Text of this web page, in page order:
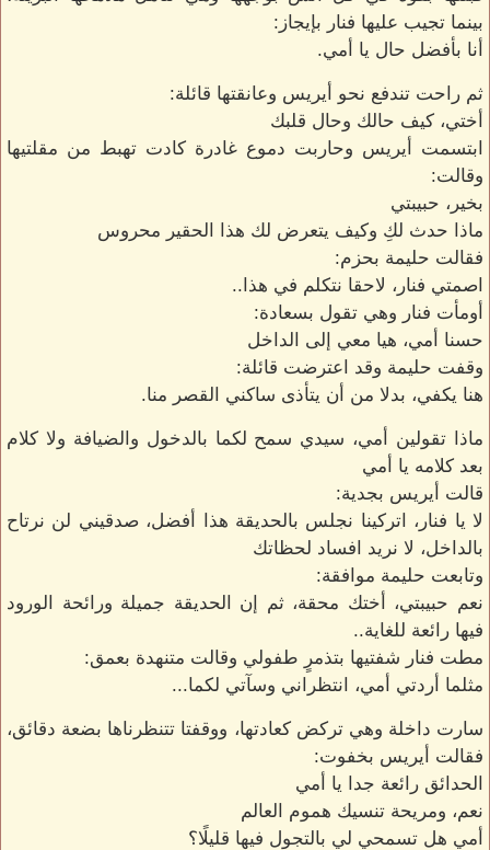
بينما تجيب عليها فنار بإيجاز:
أنا بأفضل حال يا أمي.
ثم راحت تندفع نحو أيريس وعانقتها قائلة:
أختي، كيف حالك وحال قلبك
ابتسمت أيريس وحاربت دموع غادرة كادت تهبط من مقلتيها
وقالت:
بخير، حبيبتي
ماذا حدث لكِ وكيف يتعرض لك هذا الحقير محروس
فقالت حليمة بحزم:
اصمتي فنار، لاحقا نتكلم في هذا..
أومأت فنار وهي تقول بسعادة:
حسنا أمي، هيا معي إلى الداخل
وقفت حليمة وقد اعترضت قائلة:
هنا يكفي، بدلا من أن يتأذى ساكني القصر منا.
ماذا تقولين أمي، سيدي سمح لكما بالدخول والضيافة ولا كلام
بعد كلامه يا أمي
قالت أيريس بجدية:
لا يا فنار، اتركينا نجلس بالحديقة هذا أفضل، صدقيني لن نرتاح
بالداخل، لا نريد افساد لحظاتك
وتابعت حليمة موافقة:
نعم حبيبتي، أختك محقة، ثم إن الحديقة جميلة ورائحة الورود
فيها رائعة للغاية..
مطت فنار شفتيها بتذمرٍ طفولي وقالت متنهدة بعمق:
مثلما أردتي أمي، انتظراني وسآتي لكما...
سارت داخلة وهي تركض كعادتها، ووقفتا تتنظرناها بضعة دقائق،
فقالت أيريس بخفوت:
الحدائق رائعة جدا يا أمي
نعم، ومريحة تنسيك هموم العالم
أمي هل تسمحي لي بالتجول فيها قليلًا؟